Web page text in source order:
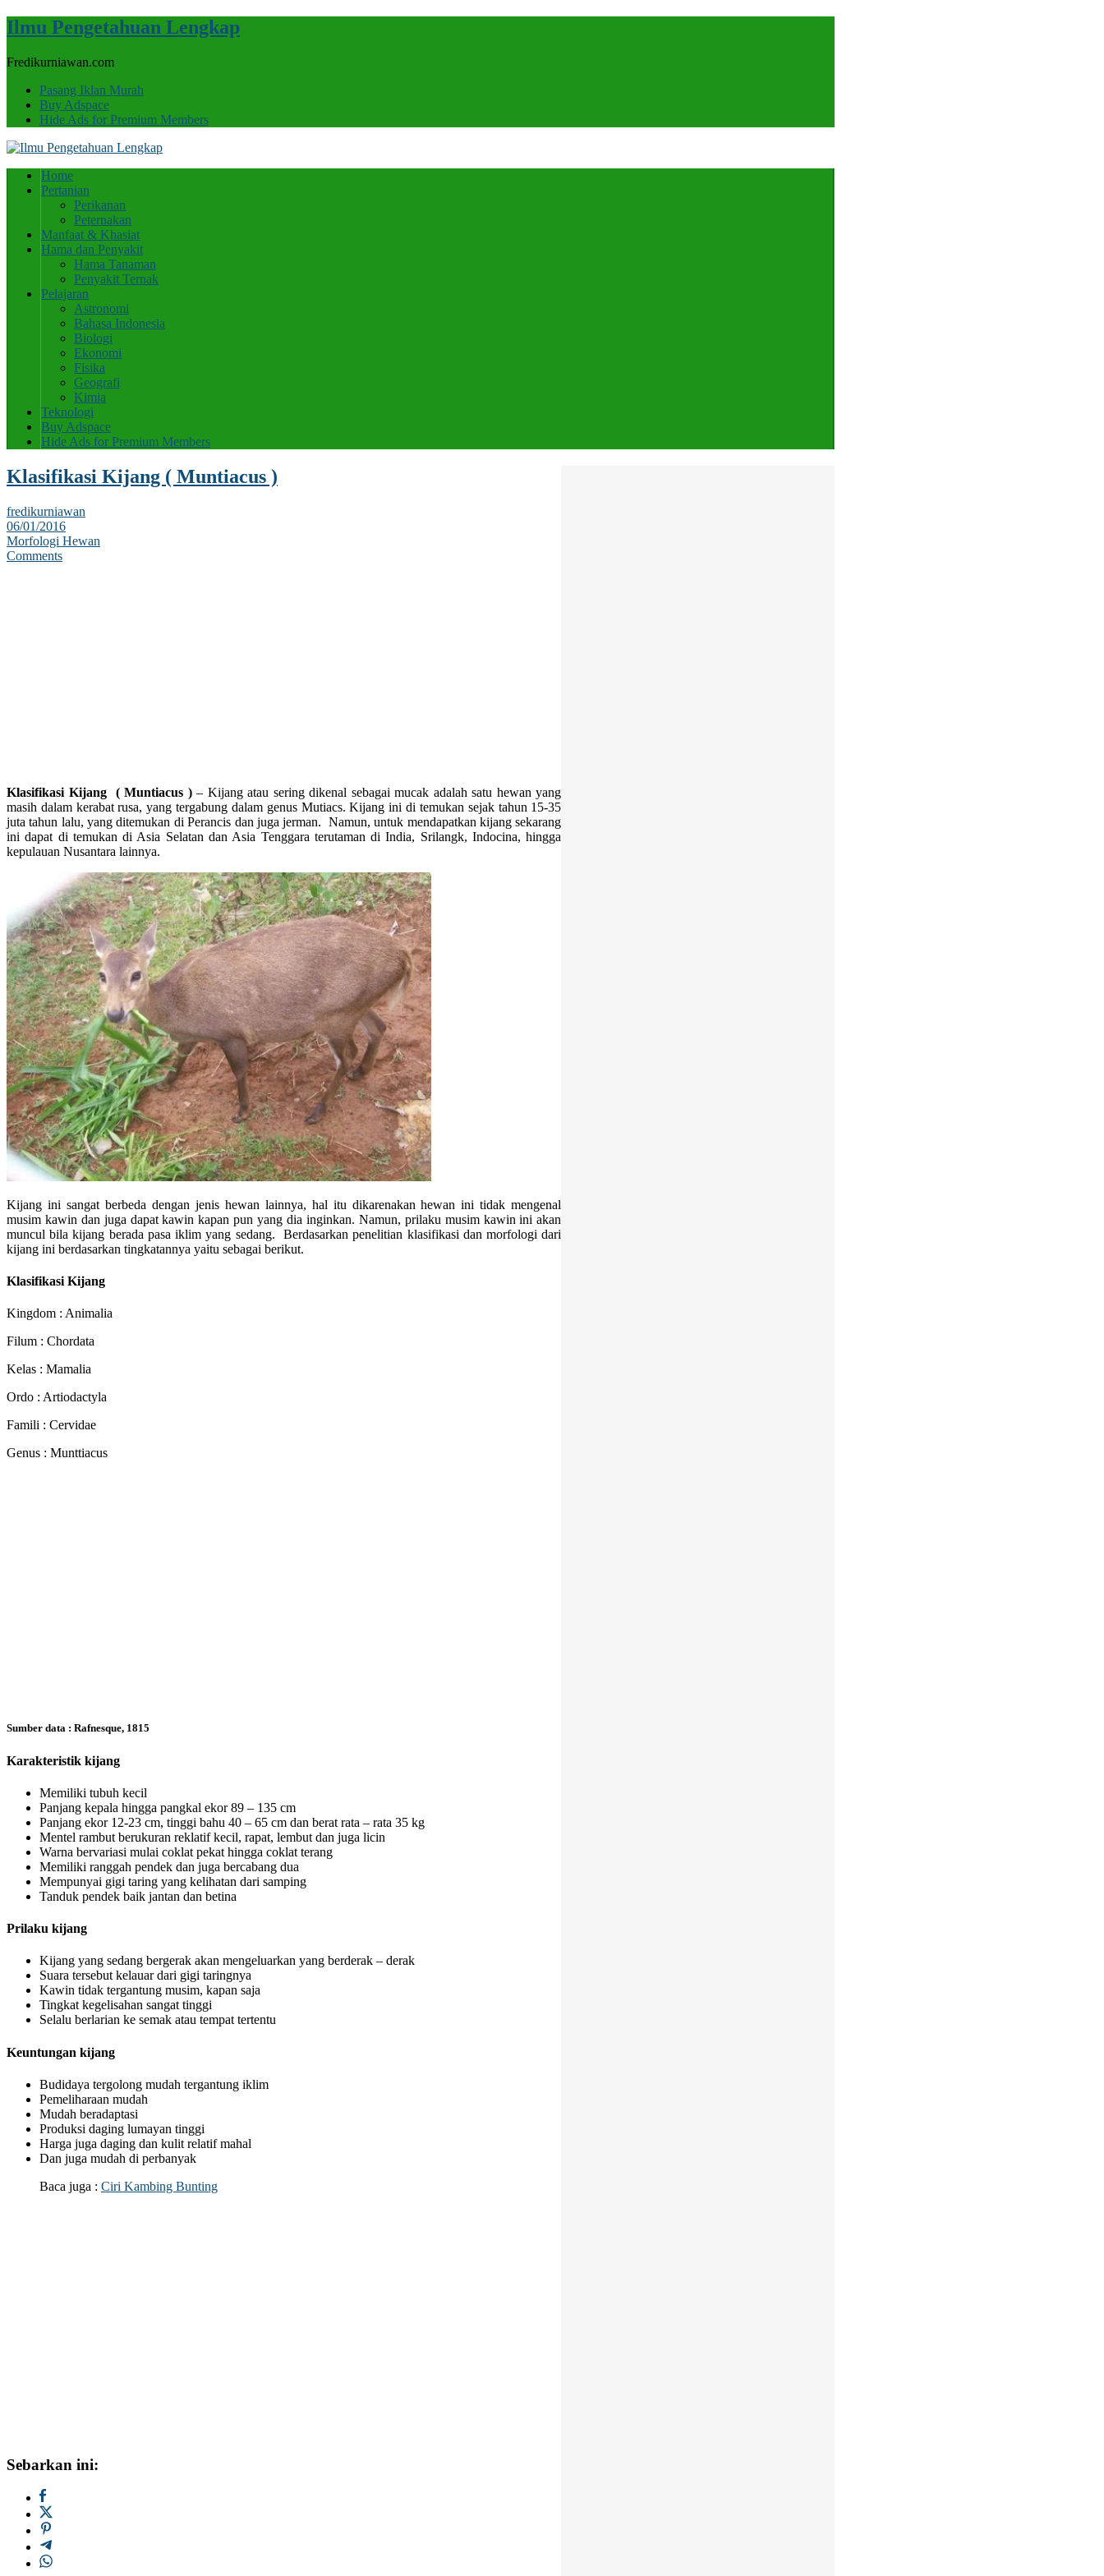
Ilmu Pengetahuan Lengkap
Fredikurniawan.com
Pasang Iklan Murah
Buy Adspace
Hide Ads for Premium Members
Home
Pertanian
Perikanan
Peternakan
Manfaat & Khasiat
Hama dan Penyakit
Hama Tanaman
Penyakit Ternak
Pelajaran
Astronomi
Bahasa Indonesia
Biologi
Ekonomi
Fisika
Geografi
Kimia
Teknologi
Buy Adspace
Hide Ads for Premium Members
Klasifikasi Kijang ( Muntiacus )
fredikurniawan
06/01/2016
Morfologi Hewan
Comments
Klasifikasi Kijang ( Muntiacus )– Kijang atau sering dikenal sebagai mucak adalah satu hewan yang
masih dalam kerabat rusa, yang tergabung dalam genus Mutiacs. Kijang ini di temukan sejak tahun 15-35
juta tahun lalu, yang ditemukan di Perancis dan juga jerman. Namun, untuk mendapatkan kijang sekarang
ini dapat di temukan di Asia Selatan dan Asia Tenggara terutaman di India, Srilangk, Indocina, hingga
kepulauan Nusantara lainnya.
Kijang ini sangat berbeda dengan jenis hewan lainnya, hal itu dikarenakan hewan ini tidak mengenal
musim kawin dan juga dapat kawin kapan pun yang dia inginkan. Namun, prilaku musim kawin ini akan
muncul bila kijang berada pasa iklim yang sedang. Berdasarkan penelitian klasifikasi dan morfologi dari
kijang ini berdasarkan tingkatannya yaitu sebagai berikut.
Klasifikasi Kijang
Kingdom : Animalia
Filum : Chordata
Kelas : Mamalia
Ordo : Artiodactyla
Famili : Cervidae
Genus : Munttiacus
Sumber data : Rafnesque, 1815
Karakteristik kijang
Memiliki tubuh kecil
Panjang kepala hingga pangkal ekor 89 – 135 cm
Panjang ekor 12-23 cm, tinggi bahu 40 – 65 cm dan berat rata – rata 35 kg
Mentel rambut berukuran reklatif kecil, rapat, lembut dan juga licin
Warna bervariasi mulai coklat pekat hingga coklat terang
Memiliki ranggah pendek dan juga bercabang dua
Mempunyai gigi taring yang kelihatan dari samping
Tanduk pendek baik jantan dan betina
Prilaku kijang
Kijang yang sedang bergerak akan mengeluarkan yang berderak – derak
Suara tersebut kelauar dari gigi taringnya
Kawin tidak tergantung musim, kapan saja
Tingkat kegelisahan sangat tinggi
Selalu berlarian ke semak atau tempat tertentu
Keuntungan kijang
Budidaya tergolong mudah tergantung iklim
Pemeliharaan mudah
Mudah beradaptasi
Produksi daging lumayan tinggi
Harga juga daging dan kulit relatif mahal
Dan juga mudah di perbanyak
Baca juga : Ciri Kambing Bunting
Sebarkan ini: